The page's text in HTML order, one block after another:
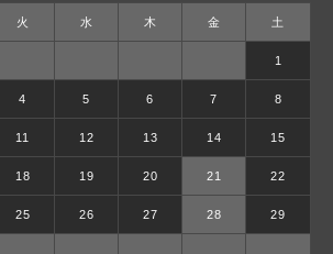
火 水 木 金 土
1
4 5 6 7 8
11 12 13 14 15
18 19 20 21 22
25 26 27 28 29